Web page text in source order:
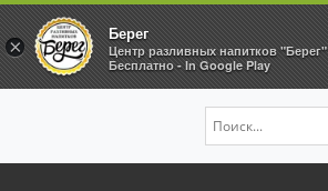
×
Берег
Центр разливных напитков "Берег"
Бесплатно - In Google Play